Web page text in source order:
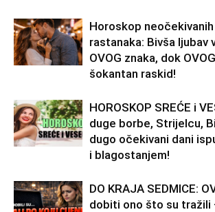
Horoskop
rastanaka: Bivša ljubav
OVOG znaka, dok
šokantan raskid!
HOROSKOP SREĆE i
duge borbe, Strijelcu,
dugo očekivani dani
i blagostanjem!
DO KRAJA SEDMICE:
dobiti ono što su tražili